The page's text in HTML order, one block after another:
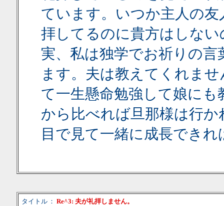
ています。いつか主人の
拝してるのに貴方はしな
実、私は独学でお祈りの
ます。夫は教えてくれま
て一生懸命勉強して娘に
から比べれば旦那様は行
目で見て一緒に成長でき
タイトル ： Re^3: 夫が礼拝しません。